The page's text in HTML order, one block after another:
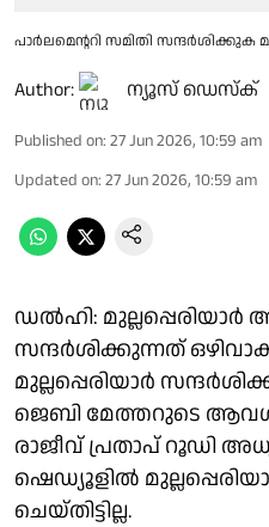
പാർലമെൻ്ററി സമിതി സന്ദർശിക്കുക
Author: ന്യൂസ് ഡെസ്ക്
Published on: 27 Jun 2026, 10:59 am
Updated on: 27 Jun 2026, 10:59 am
ഡൽഹി: മുല്ലപ്പെരിയാർ
സന്ദർശിക്കുന്നത്
മുല്ലപ്പെരിയാർ
ജെബി മേത്തറുടെ
രാജീവ് പ്രതാപ് റൂഡി
ഷെഡ്യൂളിൽ
ചെയ്തിട്ടില്ല.